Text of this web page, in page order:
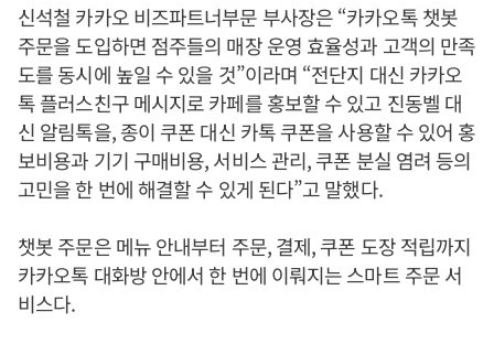
신석철 카카오 비즈파트너부문 부사장은 “카카오톡 챗봇
주문을 도입하면 점주들의 매장 운영 효율성과 고객의 만족
도를 동시에 높일 수 있을 것”이라며 “전단지 대신 카카오
톡 플러스친구 메시지로 카페를 홍보할 수 있고 진동벨 대
신 알림톡을, 종이 쿠폰 대신 카톡 쿠폰을 사용할 수 있어 홍
보비용과 기기 구매비용, 서비스 관리, 쿠폰 분실 염려 등의
고민을 한 번에 해결할 수 있게 된다”고 말했다.
챗봇 주문은 메뉴 안내부터 주문, 결제, 쿠폰 도장 적립까지
카카오톡 대화방 안에서 한 번에 이뤄지는 스마트 주문 서
비스다.